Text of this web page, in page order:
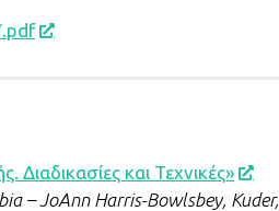
Διαδικασίες και Τεχνικές»
– JoAnn Harris-Bowlsbey, Kuder,